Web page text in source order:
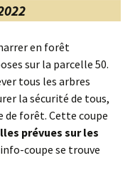
en forêt
sur la parcelle 50.
tous les arbres
la sécurité de tous,
de forêt. Cette coupe
prévues sur les
coupe se trouve